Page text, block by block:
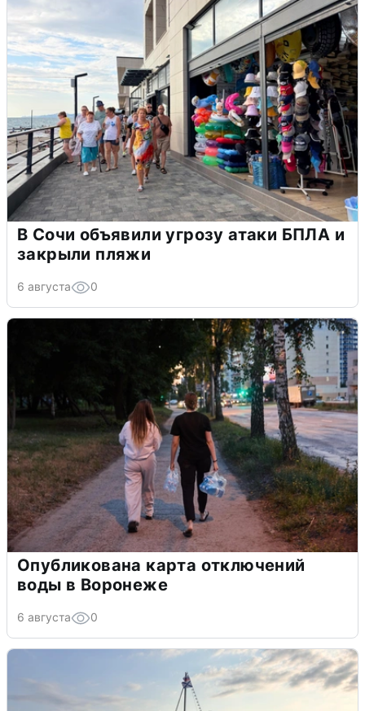
В Сочи объявили угрозу атаки БПЛА и
закрыли пляжи
6 августа 0
Опубликована карта отключений
воды в Воронеже
6 августа 0